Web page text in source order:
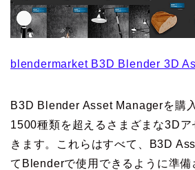
blendermarket B3D Blender 3D
B3D Blender Asset Managerを購
1500種類を超えるさまざまな3D
きます。これらはすべて、B3D
てBlenderで使用できるように準備